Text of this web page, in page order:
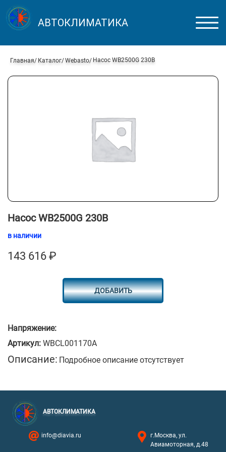
АВТОКЛИМАТИКА
Главная Каталог Webasto Насос WB2500G 230В
Насос WB2500G 230В
в наличии
143 616 ₽
ДОБАВИТЬ
Напряжение:
Артикул: WBCL001170A
Описание: Подробное описание отсутствует
АВТОКЛИМАТИКА
info@diavia.ru
г.Москва, ул.
Авиамоторная, д.48